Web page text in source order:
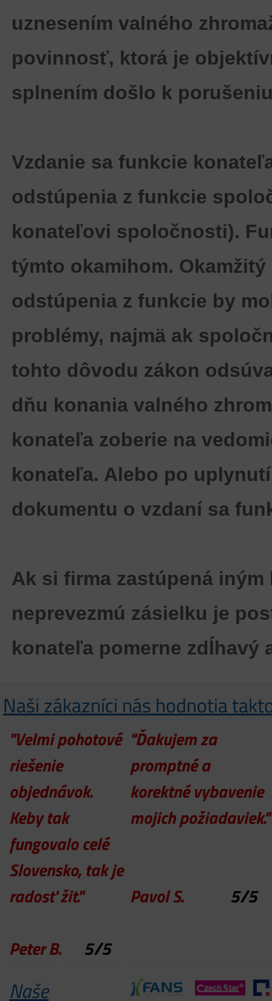
uznesením valného
povinnosť, ktorá je
splnením došlo k
Vzdanie sa funkcie
odstúpenia z funkcie
konateľovi spoločnosti).
týmto okamihom.
odstúpenia z funkcie by
problémy, najmä ak
tohto dôvodu zákon
dňu konania valného
konateľa zoberie na
konateľa. Alebo po
dokumentu o vzdaní sa
Ak si firma zastúpená
neprevezmú zásielku je
konateľa pomerne zdĺhavý
Naši zákazníci nás hodnotia
"Velmi pohotové
riešenie
objednávok.
Keby tak
fungovalo celé
Slovensko, tak je
radosť žit."
5/5
Peter B.
"Ďakujem za
promptné a
korektné vybavenie
mojich požiadaviek."
5/5
Pavol S.
Naše